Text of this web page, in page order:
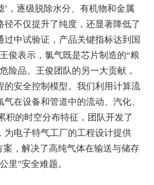
’，逐级脱除水分、有机物和金属
径不仅提升了纯度，还显著降低了
过中试验证，产品关键指标达到国
俊表示，氯气既是芯片制造的“粮
险品。王俊团队的另一大贡献，
的安全控制模型。我们利用计算流
在设备和管道中的流动、汽化、
积的时空分布特征，团队开发了
为电子特气工厂的工程设计提供
案，解决了高纯气体在输送与储存
里”安全难题。